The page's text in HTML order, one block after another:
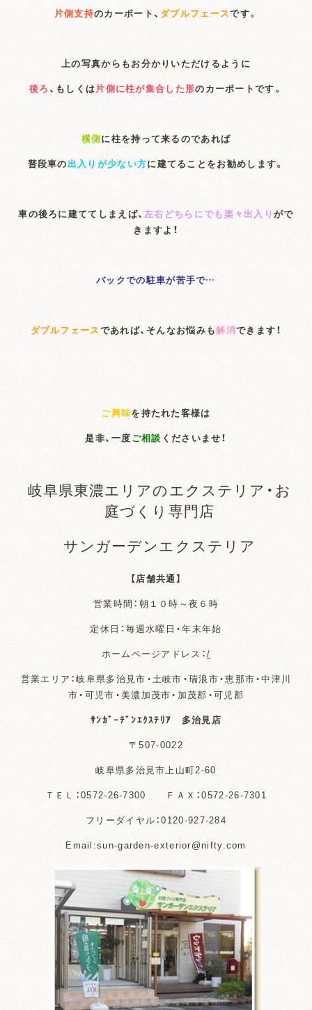
片側支持のカーポート、 ダブルフェースです。
上の写真からもお分かりいただけるように
後ろ 、もしくは片側に柱が集合した形のカーポートです。
横側に柱を持って来るのであれば
普段車の出入りが少ない方に建てることをお勧めします。
車の後ろに建ててしまえば、左右どちらにでも楽々出入りがで
きますよ！
バックでの駐車が苦手で…
ダブルフェースであれば、そんなお悩みも解消できます！
ご興味を持たれた客様は
是非、一度ご相談 くださいませ！
岐阜県東濃エリアのエクステリア・お
庭づくり専門店
サンガーデンエクステリア
【店舗共通】
営業時間：朝１０時～夜６時
定休日：毎週水曜日・年末年始
ホームページアドレス：/
営業エリア：岐阜県多治見市・土岐市・瑞浪市・恵那市・中津川
市・可児市・美濃加茂市・加茂郡・可児郡
ｻﾝｶﾞｰﾃﾞﾝｴｸｽﾃﾘｱ 多治見店
〒507-0022
岐阜県多治見市上山町2-60
ＴＥＬ：0572-26-7300 ＦＡＸ：0572-26-7301
フリーダイヤル：0120-927-284
Email:sun-garden-exterior@nifty.com